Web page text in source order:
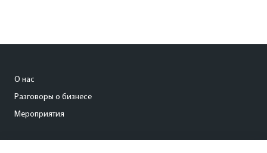
О нас
Разговоры о бизнесе
Мероприятия